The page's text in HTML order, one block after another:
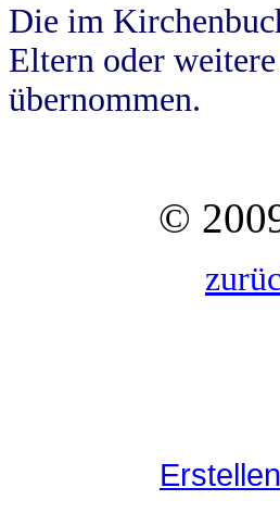
Die im
Eltern oder
übernommen.
©